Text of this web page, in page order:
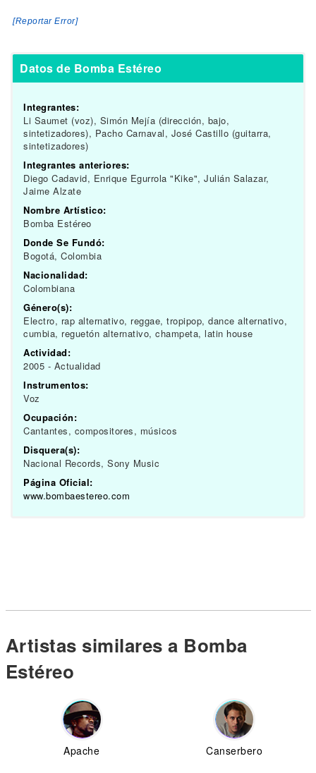
[Reportar Error]
Datos de Bomba Estéreo
Integrantes:
Li Saumet (voz), Simón Mejía (dirección, bajo,
sintetizadores), Pacho Carnaval, José Castillo (guitarra,
sintetizadores)
Integrantes anteriores:
Diego Cadavid, Enrique Egurrola "Kike", Julián Salazar,
Jaime Alzate
Nombre Artístico:
Bomba Estéreo
Donde Se Fundó:
Bogotá, Colombia
Nacionalidad:
Colombiana
Género(s):
Electro, rap alternativo, reggae, tropipop, dance alternativo,
cumbia, reguetón alternativo, champeta, latin house
Actividad:
2005 - Actualidad
Instrumentos:
Voz
Ocupación:
Cantantes, compositores, músicos
Disquera(s):
Nacional Records, Sony Music
Página Oficial:
www.bombaestereo.com
Artistas similares a Bomba
Estéreo
Apache Canserbero